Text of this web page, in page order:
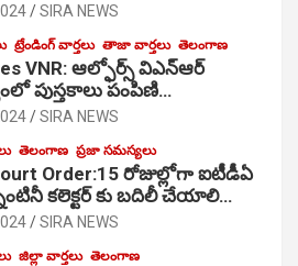
SIRA NEWS
ట్రేండింగ్ వార్తలు తాజా వార్తలు తెలంగాణ
VNR: ఆల్ఫోర్స్ విఎన్ఆర్
పుస్తకాలు పంపిణి…
SIRA NEWS
తెలంగాణ ప్రజా సమస్యలు
Order:15 రోజుల్లోగా ఐటీడీఏ
కలెక్టర్ కు బదిలీ చేయాలి…
SIRA NEWS
జిల్లా వార్తలు తెలంగాణ